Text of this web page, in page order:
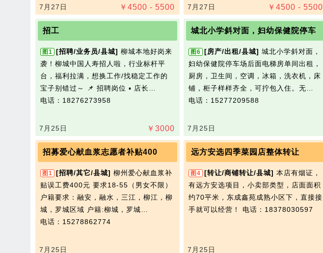
￥ 4500 - 5500
7月27日 ￥ 4500 - 5500
7月27日
招工
图1 [招聘/业务员/县城] 柳城本地好岗来
袭！柳城中国人寿招人啦，行业标杆平
台，福利拉满，想换工作/找稳定工作的
宝子别错过～ 📌 招聘岗位 ▪️ 店长…
电话：18276273958
￥ 3000
7月25日
城北小学斜对面，妇幼保健院停车
图6 [房产/出租/县城] 城北小学斜对面，
妇幼保健院停车场后面电梯房单间出租，
厨房，卫生间，空调，冰箱，洗衣机，床
铺，柜子样样齐全，可拧包入住。无…
电话：15277209588
7月25日
招募爱心献血浆志愿者补贴400
图1 [招聘/其它/县城] 柳州爱心献血浆补
贴误工费400元 要求18-55（男女不限）
户籍要求：融安，融水，三江，柳江，柳
城，罗城区域 户籍:柳城，罗城…
电话：15278862774
7月25日
远方安选四季菜园店整体转让
图4 [转让/商铺转让/县城] 本店有烟证，
有远方安选项目，小卖部类型，店面面积
约70平米，东成鑫苑成熟小区下，直接接
手就可以经营！ 电话：18378030597
7月25日